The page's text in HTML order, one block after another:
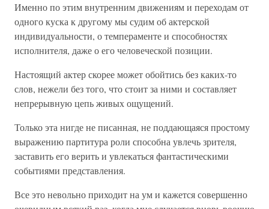
Именно по этим внутренним движениям и переходам от
одного куска к другому мы судим об актерской
индивидуальности, о темпераменте и способностях
исполнителя, даже о его человеческой позиции.
Настоящий актер скорее может обойтись без каких-то
слов, нежели без того, что стоит за ними и составляет
непрерывную цепь живых ощущений.
Только эта нигде не писанная, не поддающаяся простому
выражению партитура роли способна увлечь зрителя,
заставить его верить и увлекаться фантастическими
событиями представления.
Все это невольно приходит на ум и кажется совершенно